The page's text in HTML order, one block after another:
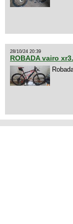
28/10/24 20:39
ROBADA vairo